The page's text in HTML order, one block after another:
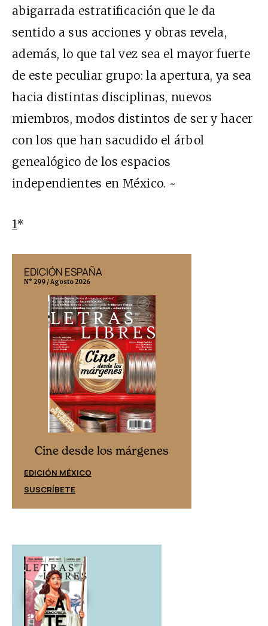
abigarrada estratificación que le da
sentido a sus acciones y obras revela,
además, lo que tal vez sea el mayor fuerte
de este peculiar grupo: la apertura, ya sea
hacia distintas disciplinas, nuevos
miembros, modos distintos de ser y hacer
con los que han sacudido el árbol
genealógico de los espacios
independientes en México. ~
1*
EDICIÓN ESPAÑA
N° 299 / Agosto 2026
Cine desde los márgenes
EDICIÓN MÉXICO
SUSCRÍBETE